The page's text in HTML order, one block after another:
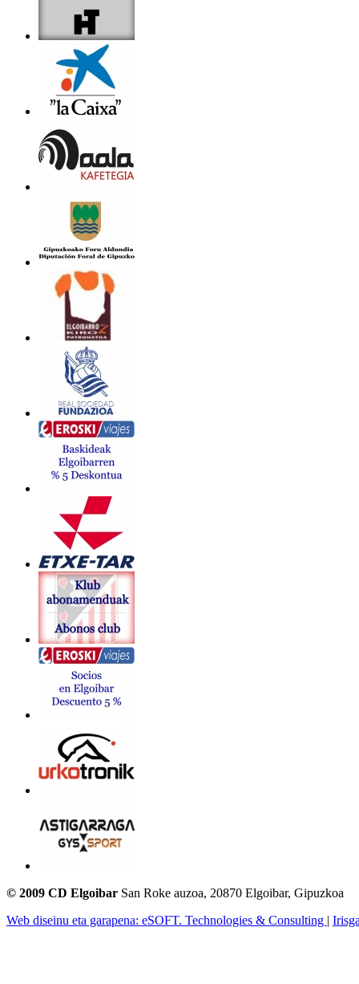
© 2009 CD Elgoibar San Roke auzoa, 20870 Elgoibar, Gipuzkoa
Web diseinu eta garapena: eSOFT. Technologies & Consulting |